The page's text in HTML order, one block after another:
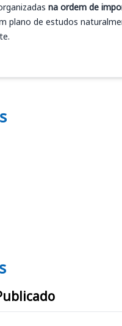
na ordem de
plano de estudos